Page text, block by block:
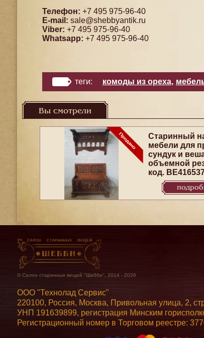
Телефон: +7 495 975-96-40
E-mail: sale@shebbyantik.ru
Viber: +7 495 975-96-40
Whatsapp: +7 495 975-96-40
теги: комоды из ореха,
Вы смотрели
Старинный
мебели для
сундук и
объемной
код.
© Салон старинных вещей "Шебби", 2014 - 2026
ООО "Технолад Сервис"
220100, Россия, Москва, Привольная улица, 2,
УНП 191639899, регистрация Минским
Регистрационный номер в Торговом реестре: